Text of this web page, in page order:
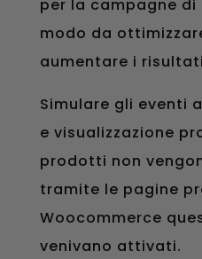
per la campagne
modo da
aumentare i
Simulare gli eventi
e visualizzazione
prodotti non
tramite le pagine
Woocommerce
venivano attivati.